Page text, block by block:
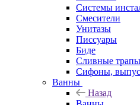
Системы
Смесители
Унитазы
Писсуары
Биде
Сливные
Сифоны,
Ванны
Назад